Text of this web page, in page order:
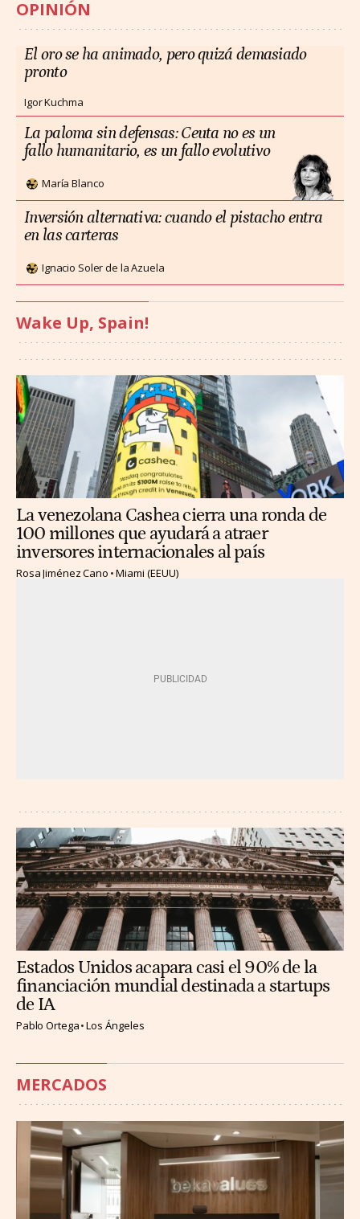
OPINIÓN
El oro se ha animado, pero quizá demasiado
pronto
Igor Kuchma
La paloma sin defensas: Ceuta no es un
fallo humanitario, es un fallo evolutivo
María Blanco
Inversión alternativa: cuando el pistacho entra
en las carteras
Ignacio Soler de la Azuela
Wake Up, Spain!
La venezolana Cashea cierra una ronda de
100 millones que ayudará a atraer
inversores internacionales al país
Rosa Jiménez Cano Miami (EEUU)
Estados Unidos acapara casi el 90% de la
financiación mundial destinada a startups
de IA
Pablo Ortega Los Ángeles
MERCADOS